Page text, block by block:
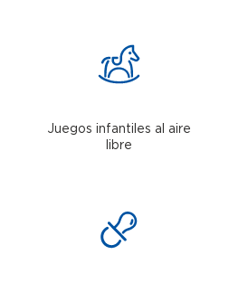
Juegos infantiles al aire
libre